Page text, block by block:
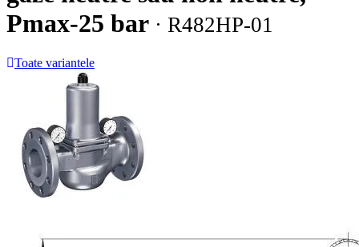
Pmax-25 bar · R482HP-01
Toate variantele